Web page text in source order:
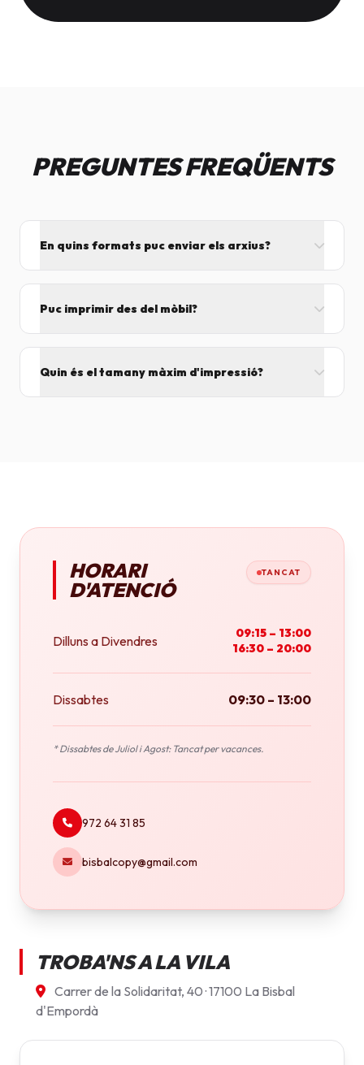
PREGUNTES FREQÜENTS
En quins formats puc enviar els arxius?
Word i Excel.
Puc imprimir des del mòbil?
Quin és el tamany màxim d'impressió?
HORARI
D'ATENCIÓ
TANCAT
Dilluns a Divendres
09:15 – 13:00
16:30 – 20:00
Dissabtes 09:30 – 13:00
* Dissabtes de Juliol i Agost: Tancat per vacances.
972 64 31 85
bisbalcopy@gmail.com
TROBA'NS A LA VILA
Carrer de la Solidaritat, 40 · 17100 La Bisbal
d'Empordà